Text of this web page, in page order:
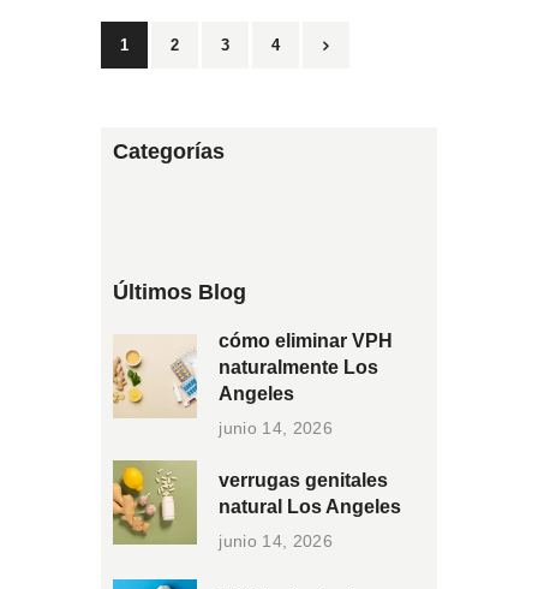
1 2 3 4
Categorías
Últimos Blog
cómo eliminar VPH
naturalmente Los
Angeles
junio 14, 2026
verrugas genitales
natural Los Angeles
junio 14, 2026